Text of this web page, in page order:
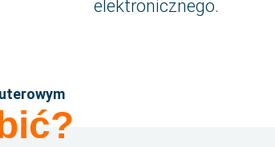
elektronicznego.